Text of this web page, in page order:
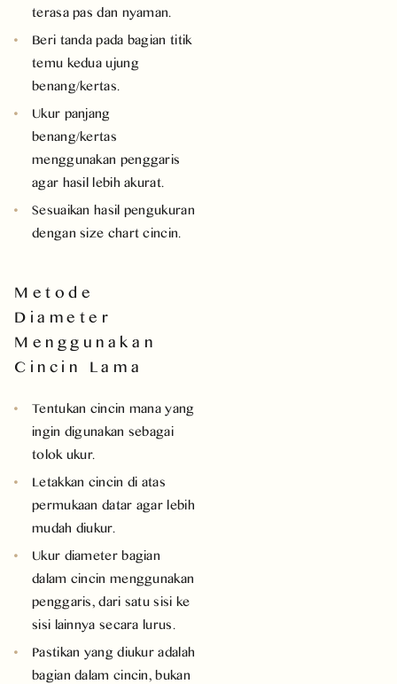
terasa pas dan nyaman.
Beri tanda pada bagian titik
temu kedua ujung
benang/kertas.
Ukur panjang
benang/kertas
menggunakan penggaris
agar hasil lebih akurat.
Sesuaikan hasil pengukuran
dengan size chart cincin.
Metode
Diameter
Menggunakan
Cincin Lama
Tentukan cincin mana yang
ingin digunakan sebagai
tolok ukur.
Letakkan cincin di atas
permukaan datar agar lebih
mudah diukur.
Ukur diameter bagian
dalam cincin menggunakan
penggaris, dari satu sisi ke
sisi lainnya secara lurus.
Pastikan yang diukur adalah
bagian dalam cincin, bukan